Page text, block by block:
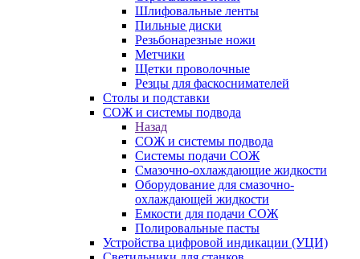
Шлифовальные ленты
Пильные диски
Резьбонарезные ножи
Метчики
Щетки проволочные
Резцы для фаскоснимателей
Столы и подставки
СОЖ и системы подвода
Назад
СОЖ и системы подвода
Системы подачи СОЖ
Смазочно-охлаждающие жидкости
Оборудование для смазочно-
охлаждающей жидкости
Емкости для подачи СОЖ
Полировальные пасты
Устройства цифровой индикации (УЦИ)